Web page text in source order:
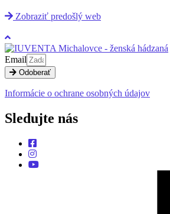
Zobraziť predošlý web
Email
Odoberať
Informácie o ochrane osobných údajov
Sledujte nás